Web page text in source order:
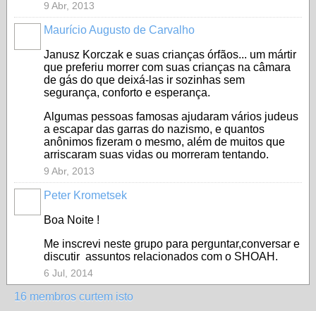
9 Abr, 2013
Maurício Augusto de Carvalho
Janusz Korczak e suas crianças órfãos... um mártir
que preferiu morrer com suas crianças na câmara
de gás do que deixá-las ir sozinhas sem
segurança, conforto e esperança.
Algumas pessoas famosas ajudaram vários judeus
a escapar das garras do nazismo, e quantos
anônimos fizeram o mesmo, além de muitos que
arriscaram suas vidas ou morreram tentando.
9 Abr, 2013
Peter Krometsek
Boa Noite !
Me inscrevi neste grupo para perguntar,conversar e
discutir assuntos relacionados com o SHOAH.
6 Jul, 2014
16 membros curtem isto